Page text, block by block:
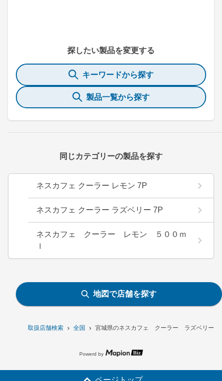
取扱店舗検索 全国 宮城県のネスカフェ クーラー ラズベリー
探したい製品を変更する
キーワードから探す
製品一覧から探す
同じカテゴリーの製品を探す
ネスカフェ クーラー レモン 7P
ネスカフェ クーラー ラズベリー 7P
ネスカフェ クーラー レモン ５００ｍ
ｌ
地図で店舗を探す
Powerd by